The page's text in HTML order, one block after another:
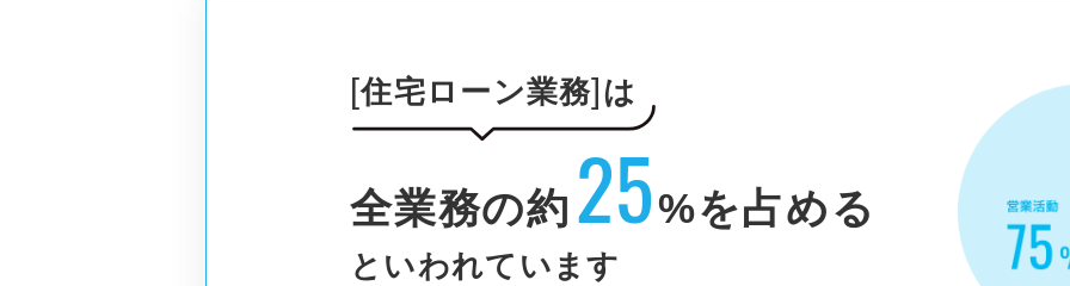
住宅ローン業務 は
全業務の約 25%を占める
といわれています